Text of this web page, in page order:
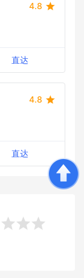
4.8
直达
4.8
直达
